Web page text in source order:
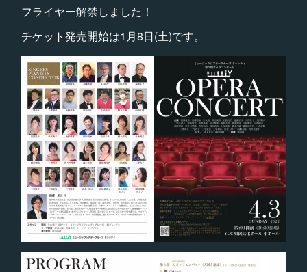
フライヤー解禁しました！
チケット発売開始は1月8日(土)です。